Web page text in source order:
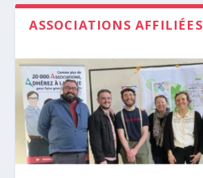
ASSOCIATIONS AFFILIÉES